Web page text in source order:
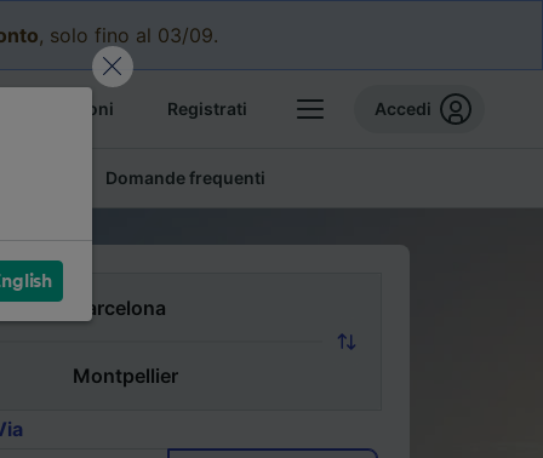
, solo fino al 03/09.
prenotazioni Registrati Accedi
Domande frequenti